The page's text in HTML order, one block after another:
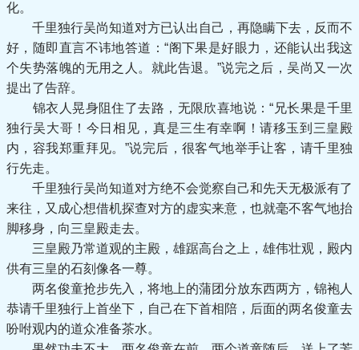
化。
千里独行吴尚知道对方已认出自己，再隐瞒下去，反而不
好，随即直言不讳地答道：“阁下果是好眼力，还能认出我这
个失势落魄的无用之人。就此告退。”说完之后，吴尚又一次
提出了告辞。
锦衣人晃身阻住了去路，无限欣喜地说：“兄长果是千里
独行吴大哥！今日相见，真是三生有幸啊！请移玉到三皇殿
内，容我郑重拜见。”说完后，很客气地举手让客，请千里独
行先走。
千里独行吴尚知道对方绝不会觉察自己和先天无极派有了
来往，又成心想借机探查对方的虚实来意，也就毫不客气地抬
脚移身，向三皇殿走去。
三皇殿乃常道观的主殿，雄踞高台之上，雄伟壮观，殿内
供有三皇的石刻像各一尊。
两名俊童抢步先入，将地上的蒲团分放东西两方，锦袍人
恭请千里独行上首坐下，自己在下首相陪，后面的两名俊童去
吩咐观内的道众准备茶水。